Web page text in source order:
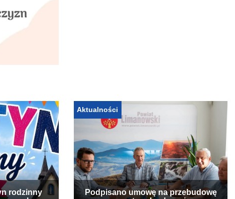
rodzinny
Aktualności
Podpisano umowę na przebudowę